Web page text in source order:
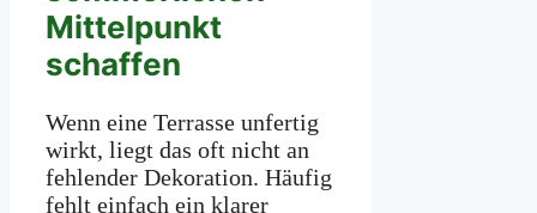
Mittelpunkt
schaffen
Wenn eine Terrasse unfertig
wirkt, liegt das oft nicht an
fehlender Dekoration. Häufig
fehlt einfach ein klarer